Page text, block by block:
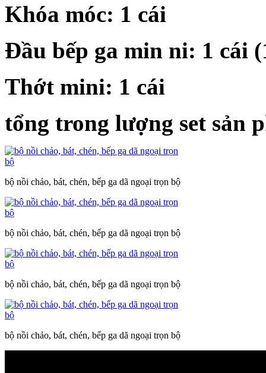
Khóa móc: 1 cái
Đầu bếp ga min ni: 1 cái (
Thớt mini: 1 cái
tổng trong lượng set sản
bộ nồi chảo, bát, chén, bếp ga dã ngoại trọn bộ
bộ nồi chảo, bát, chén, bếp ga dã ngoại trọn bộ
bộ nồi chảo, bát, chén, bếp ga dã ngoại trọn bộ
bộ nồi chảo, bát, chén, bếp ga dã ngoại trọn bộ